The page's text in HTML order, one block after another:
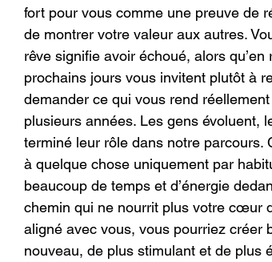
fort pour vous comme une preuve de
de montrer votre valeur aux autres.
rêve signifie avoir échoué, alors
prochains jours vous invitent plutôt à
demander ce qui vous rend
plusieurs années. Les gens évoluent,
terminé leur rôle dans notre parcours.
à quelque chose uniquement par
beaucoup de temps et d’énergie
chemin qui ne nourrit plus votre cœur
aligné avec vous, vous pourriez créer
nouveau, de plus stimulant et de plus